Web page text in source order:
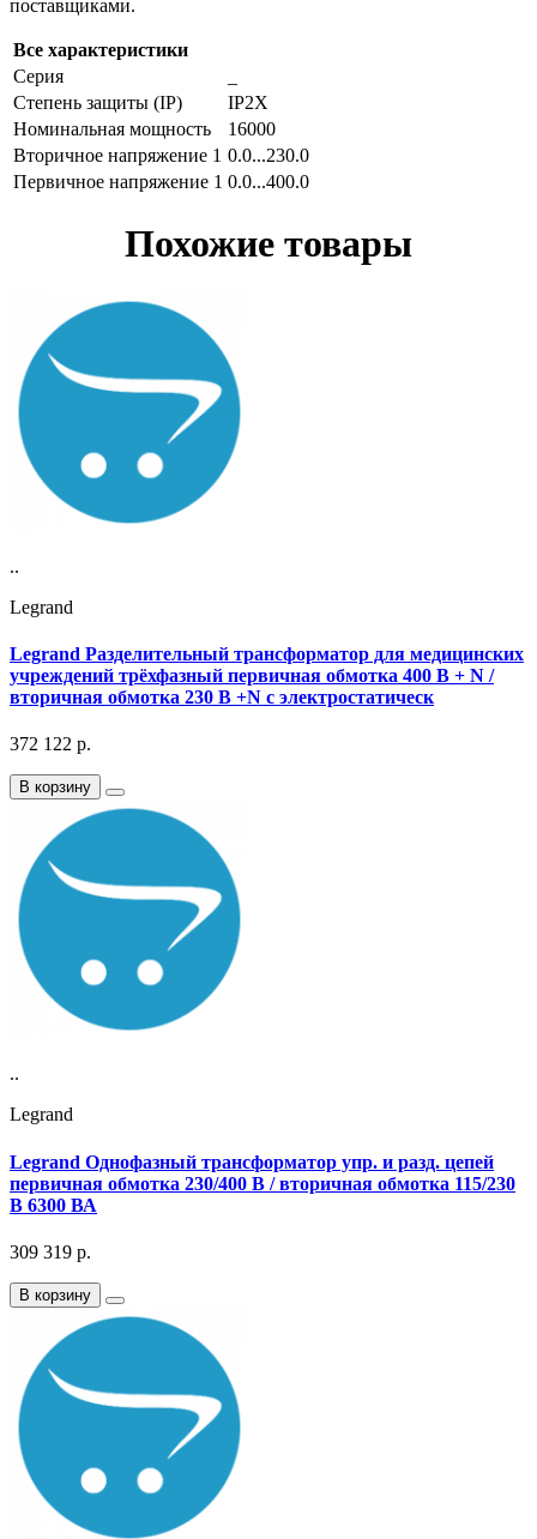
поставщиками.
Все характеристики
Серия
Степень защиты (IP)
IP2X
Номинальная мощность
16000
Вторичное напряжение 1 0.0...230.0
Первичное напряжение 1 0.0...400.0
Похожие товары
..
Legrand
Legrand Разделительный трансформатор для медицинских
учреждений трёхфазный первичная обмотка 400 В + N /
вторичная обмотка 230 В +N с электростатическ
372 122 р.
В корзину
..
Legrand
Legrand Однофазный трансформатор упр. и разд. цепей
первичная обмотка 230/400 В / вторичная обмотка 115/230
В 6300 ВА
309 319 р.
В корзину